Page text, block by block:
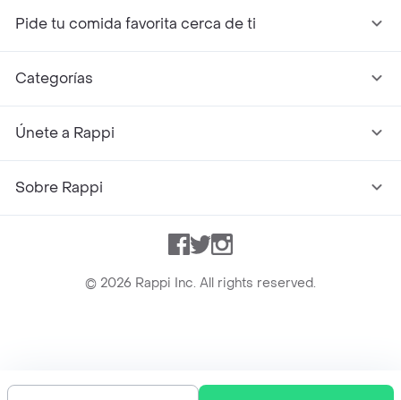
Pide tu comida favorita cerca de ti
Categorías
Únete a Rappi
Sobre Rappi
Facebook
TwitterInstagram
© 2026 Rappi Inc. All rights reserved.